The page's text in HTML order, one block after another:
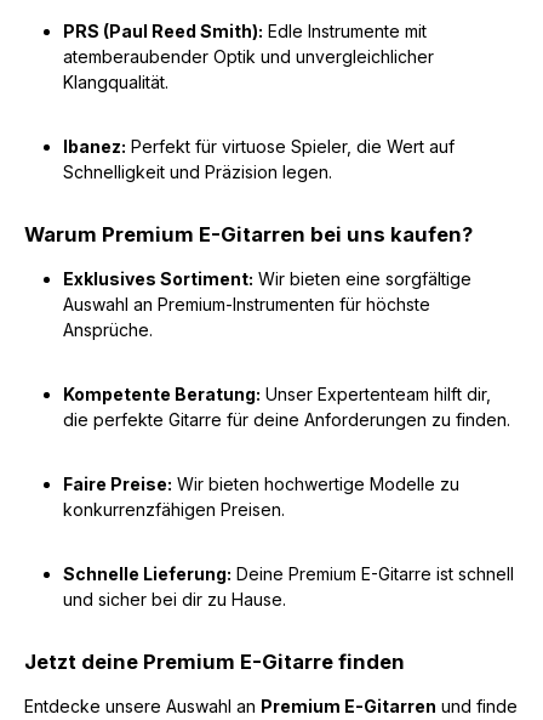
PRS (Paul Reed Smith): Edle Instrumente mit
atemberaubender Optik und unvergleichlicher
Klangqualität.
Ibanez: Perfekt für virtuose Spieler, die Wert auf
Schnelligkeit und Präzision legen.
Warum Premium E-Gitarren bei uns kaufen?
Exklusives Sortiment: Wir bieten eine sorgfältige
Auswahl an Premium-Instrumenten für höchste
Ansprüche.
Kompetente Beratung: Unser Expertenteam hilft dir,
die perfekte Gitarre für deine Anforderungen zu finden.
Faire Preise: Wir bieten hochwertige Modelle zu
konkurrenzfähigen Preisen.
Schnelle Lieferung: Deine Premium E-Gitarre ist schnell
und sicher bei dir zu Hause.
Jetzt deine Premium E-Gitarre finden
Entdecke unsere Auswahl an Premium E-Gitarren und finde